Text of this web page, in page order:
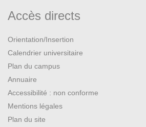
Accès directs
Orientation/Insertion
Calendrier universitaire
Plan du campus
Annuaire
Accessibilité : non conforme
Mentions légales
Plan du site